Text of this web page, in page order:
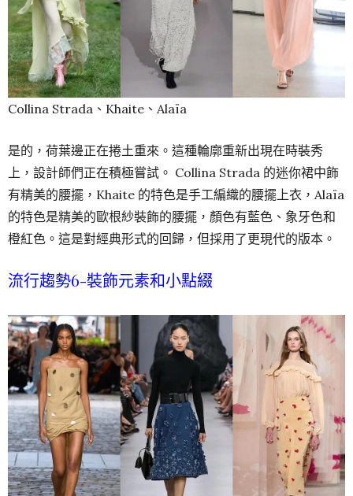
Collina Strada、Khaite、Alaïa
是的，荷葉邊正在捲土重來。這種輪廓重新出現在時裝秀
上，設計師們正在積極嘗試。 Collina Strada 的迷你裙中飾
有精美的腰擺，Khaite 的特色是手工編織的腰擺上衣，Alaïa
的特色是精美的歐根紗裝飾的腰擺，顏色有藍色、象牙色和
橙紅色。這是對經典形式的回歸，但採用了更現代的版本。
流行趨勢6-裝飾元素和小點綴